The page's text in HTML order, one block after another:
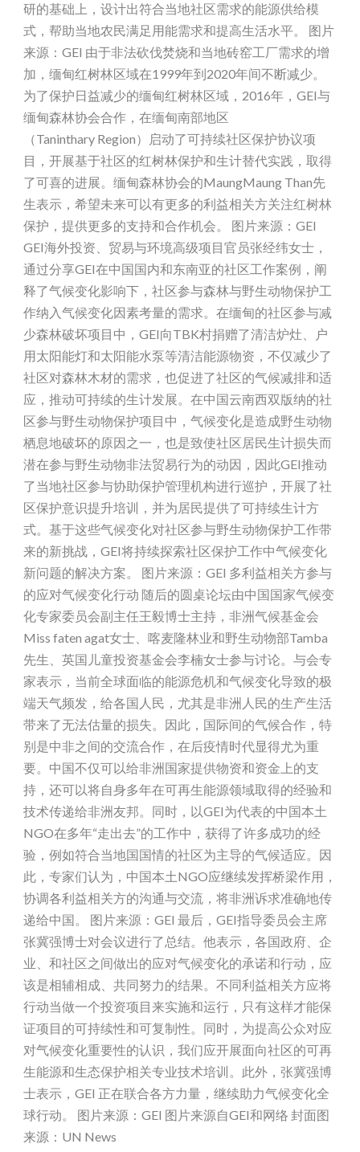
研的基础上，设计出符合当地社区需求的能源供给模
式，帮助当地农民满足用能需求和提高生活水平。 图片
来源：GEI 由于非法砍伐焚烧和当地砖窑工厂需求的增
加，缅甸红树林区域在1999年到2020年间不断减少。
为了保护日益减少的缅甸红树林区域，2016年，GEI与
缅甸森林协会合作，在缅甸南部地区
（Taninthary Region）启动了可持续社区保护协议项
目，开展基于社区的红树林保护和生计替代实践，取得
了可喜的进展。缅甸森林协会的MaungMaung Than先
生表示，希望未来可以有更多的利益相关方关注红树林
保护，提供更多的支持和合作机会。 图片来源：GEI
GEI海外投资、贸易与环境高级项目官员张经纬女士，
通过分享GEI在中国国内和东南亚的社区工作案例，阐
释了气候变化影响下，社区参与森林与野生动物保护工
作纳入气候变化因素考量的需求。在缅甸的社区参与减
少森林破坏项目中，GEI向TBK村捐赠了清洁炉灶、户
用太阳能灯和太阳能水泵等清洁能源物资，不仅减少了
社区对森林木材的需求，也促进了社区的气候减排和适
应，推动可持续的生计发展。在中国云南西双版纳的社
区参与野生动物保护项目中，气候变化是造成野生动物
栖息地破坏的原因之一，也是致使社区居民生计损失而
潜在参与野生动物非法贸易行为的动因，因此GEI推动
了当地社区参与协助保护管理机构进行巡护，开展了社
区保护意识提升培训，并为居民提供了可持续生计方
式。基于这些气候变化对社区参与野生动物保护工作带
来的新挑战，GEI将持续探索社区保护工作中气候变化
新问题的解决方案。 图片来源：GEI 多利益相关方参与
的应对气候变化行动 随后的圆桌论坛由中国国家气候变
化专家委员会副主任王毅博士主持，非洲气候基金会
Miss faten agat女士、喀麦隆林业和野生动物部Tamba
先生、英国儿童投资基金会李楠女士参与讨论。与会专
家表示，当前全球面临的能源危机和气候变化导致的极
端天气频发，给各国人民，尤其是非洲人民的生产生活
带来了无法估量的损失。因此，国际间的气候合作，特
别是中非之间的交流合作，在后疫情时代显得尤为重
要。中国不仅可以给非洲国家提供物资和资金上的支
持，还可以将自身多年在可再生能源领域取得的经验和
技术传递给非洲友邦。同时，以GEI为代表的中国本土
NGO在多年“走出去”的工作中，获得了许多成功的经
验，例如符合当地国国情的社区为主导的气候适应。因
此，专家们认为，中国本土NGO应继续发挥桥梁作用，
协调各利益相关方的沟通与交流，将非洲诉求准确地传
递给中国。 图片来源：GEI 最后，GEI指导委员会主席
张冀强博士对会议进行了总结。他表示，各国政府、企
业、和社区之间做出的应对气候变化的承诺和行动，应
该是相辅相成、共同努力的结果。不同利益相关方应将
行动当做一个投资项目来实施和运行，只有这样才能保
证项目的可持续性和可复制性。同时，为提高公众对应
对气候变化重要性的认识，我们应开展面向社区的可再
生能源和生态保护相关专业技术培训。此外，张冀强博
士表示，GEI 正在联合各方力量，继续助力气候变化全
球行动。 图片来源：GEI 图片来源自GEI和网络 封面图
来源：UN News